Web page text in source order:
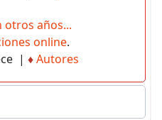
otros años...
online.
| ♦Autores